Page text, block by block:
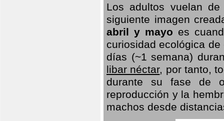
Los adultos vuelan
siguiente imagen
abril y mayo es
curiosidad ecológica
días (~1 semana)
libar néctar, por tanto,
durante su fase de
reproducción y la
machos desde